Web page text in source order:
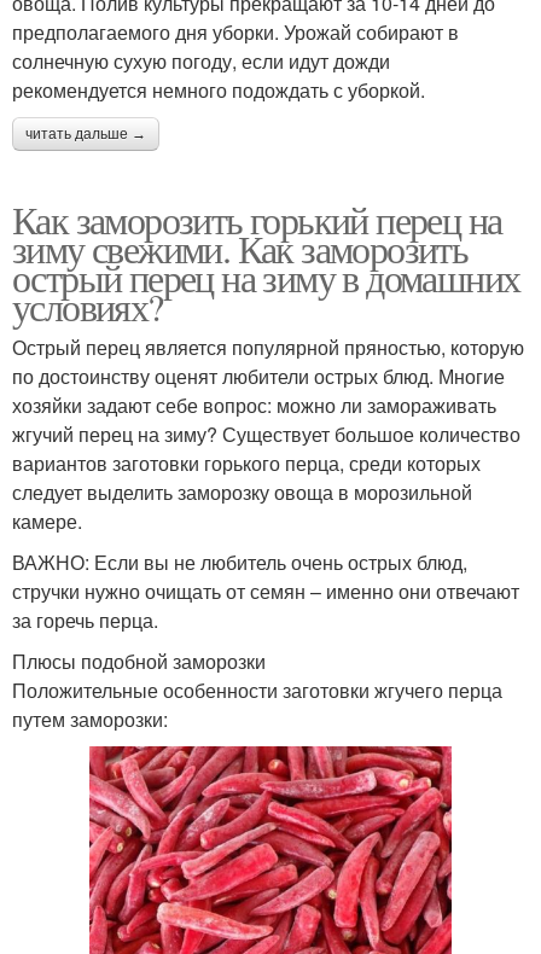
предполагаемого дня уборки. Урожай собирают в
солнечную сухую погоду, если идут дожди
рекомендуется немного подождать с уборкой.
читать дальше →
Как заморозить горький перец на
зиму свежими. Как заморозить
острый перец на зиму в домашних
условиях?
Острый перец является популярной пряностью, которую
по достоинству оценят любители острых блюд. Многие
хозяйки задают себе вопрос: можно ли замораживать
жгучий перец на зиму? Существует большое количество
вариантов заготовки горького перца, среди которых
следует выделить заморозку овоща в морозильной
камере.
ВАЖНО: Если вы не любитель очень острых блюд,
стручки нужно очищать от семян – именно они отвечают
за горечь перца.
Плюсы подобной заморозки
Положительные особенности заготовки жгучего перца
путем заморозки: